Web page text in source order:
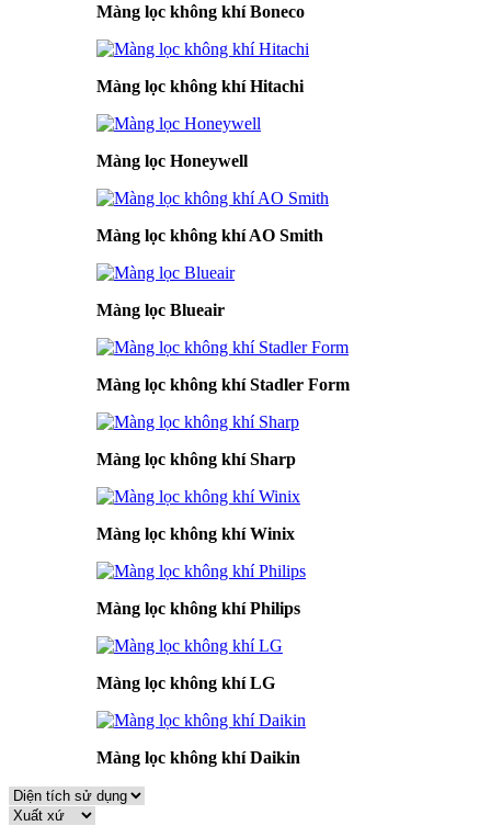
Màng lọc không khí Boneco
Màng lọc không khí Hitachi
Màng lọc Honeywell
Màng lọc không khí AO Smith
Màng lọc Blueair
Màng lọc không khí Stadler Form
Màng lọc không khí Sharp
Màng lọc không khí Winix
Màng lọc không khí Philips
Màng lọc không khí LG
Màng lọc không khí Daikin